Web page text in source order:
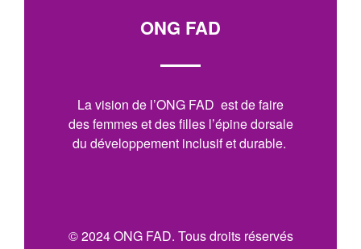
ONG FAD
La vision de l’ONG FAD est de faire
des femmes et des filles l’épine dorsale
du développement inclusif et durable.
© 2024 ONG FAD. Tous droits réservés